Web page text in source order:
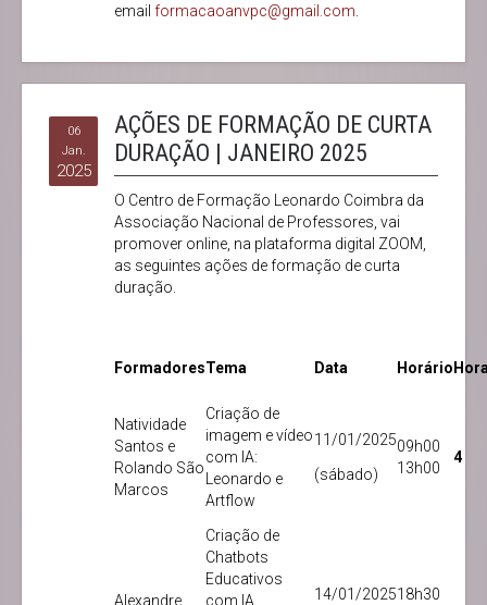
email formacaoanvpc@gmail.com
06
Jan.
2025
AÇÕES DE FORMAÇÃO DE CURTA
DURAÇÃO | JANEIRO 2025
O Centro de Formação Leonardo Coimbra da
Associação Nacional de Professores, vai
promover online, na plataforma digital ZOOM,
as seguintes ações de formação de curta
duração.
FormadoresTema Data Horário
Natividade
Santos e
Rolando São
Marcos
Criação de
imagem e vídeo
com IA:
Leonardo e
Artflow
11/01/2025
(sábado)
09h00
13h00
4
Alexandre
Criação de
Chatbots
Educativos
com IA
14/01/202518h30